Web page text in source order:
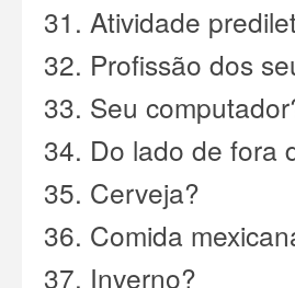
31. Atividade
32. Profissão dos
33. Seu
34. Do lado de fora
35. Cerveja?
36. Comida
37. Inverno?